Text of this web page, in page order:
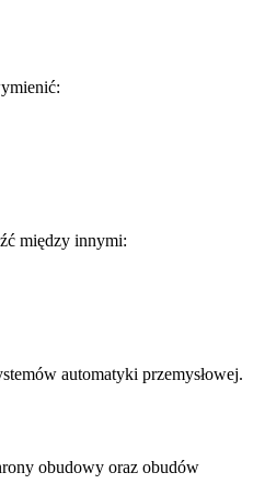
między innymi:
automatyki przemysłowej.
obudowy oraz obudów